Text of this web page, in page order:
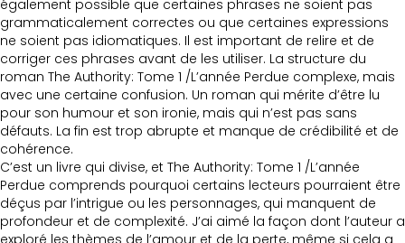
également possible que certaines phrases ne soient pas
grammaticalement correctes ou que certaines expressions
ne soient pas idiomatiques. Il est important de relire et de
corriger ces phrases avant de les utiliser. La structure du
roman The Authority: Tome 1 /L’année Perdue complexe, mais
avec une certaine confusion. Un roman qui mérite d’être lu
pour son humour et son ironie, mais qui n’est pas sans
défauts. La fin est trop abrupte et manque de crédibilité et de
cohérence.
C’est un livre qui divise, et The Authority: Tome 1 /L’année
Perdue comprends pourquoi certains lecteurs pourraient être
déçus par l’intrigue ou les personnages, qui manquent de
profondeur et de complexité. J’ai aimé la façon dont l’auteur a
exploré les thèmes de l’amour et de la perte, même si cela a